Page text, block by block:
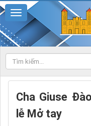
Cha Giuse
lễ Mở tay